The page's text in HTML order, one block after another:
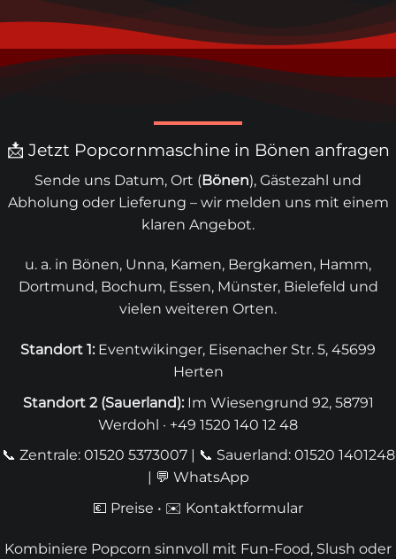
📩 Jetzt Popcornmaschine in Bönen anfragen
Sende uns Datum, Ort (Bönen), Gästezahl und
Abholung oder Lieferung – wir melden uns mit einem
klaren Angebot.
u. a. in Bönen, Unna, Kamen, Bergkamen, Hamm,
Dortmund, Bochum, Essen, Münster, Bielefeld und
vielen weiteren Orten.
Standort 1: Eventwikinger, Eisenacher Str. 5, 45699
Herten
Standort 2 (Sauerland):Im Wiesengrund 92, 58791
Werdohl · +49 1520 140 12 48
📞 Zentrale: 01520 5373007| 📞 Sauerland: 01520 1401248
| 💬 WhatsApp
💶 Preise • ✉️ Kontaktformular
Kombiniere Popcorn sinnvoll mit Fun-Food, Slush oder